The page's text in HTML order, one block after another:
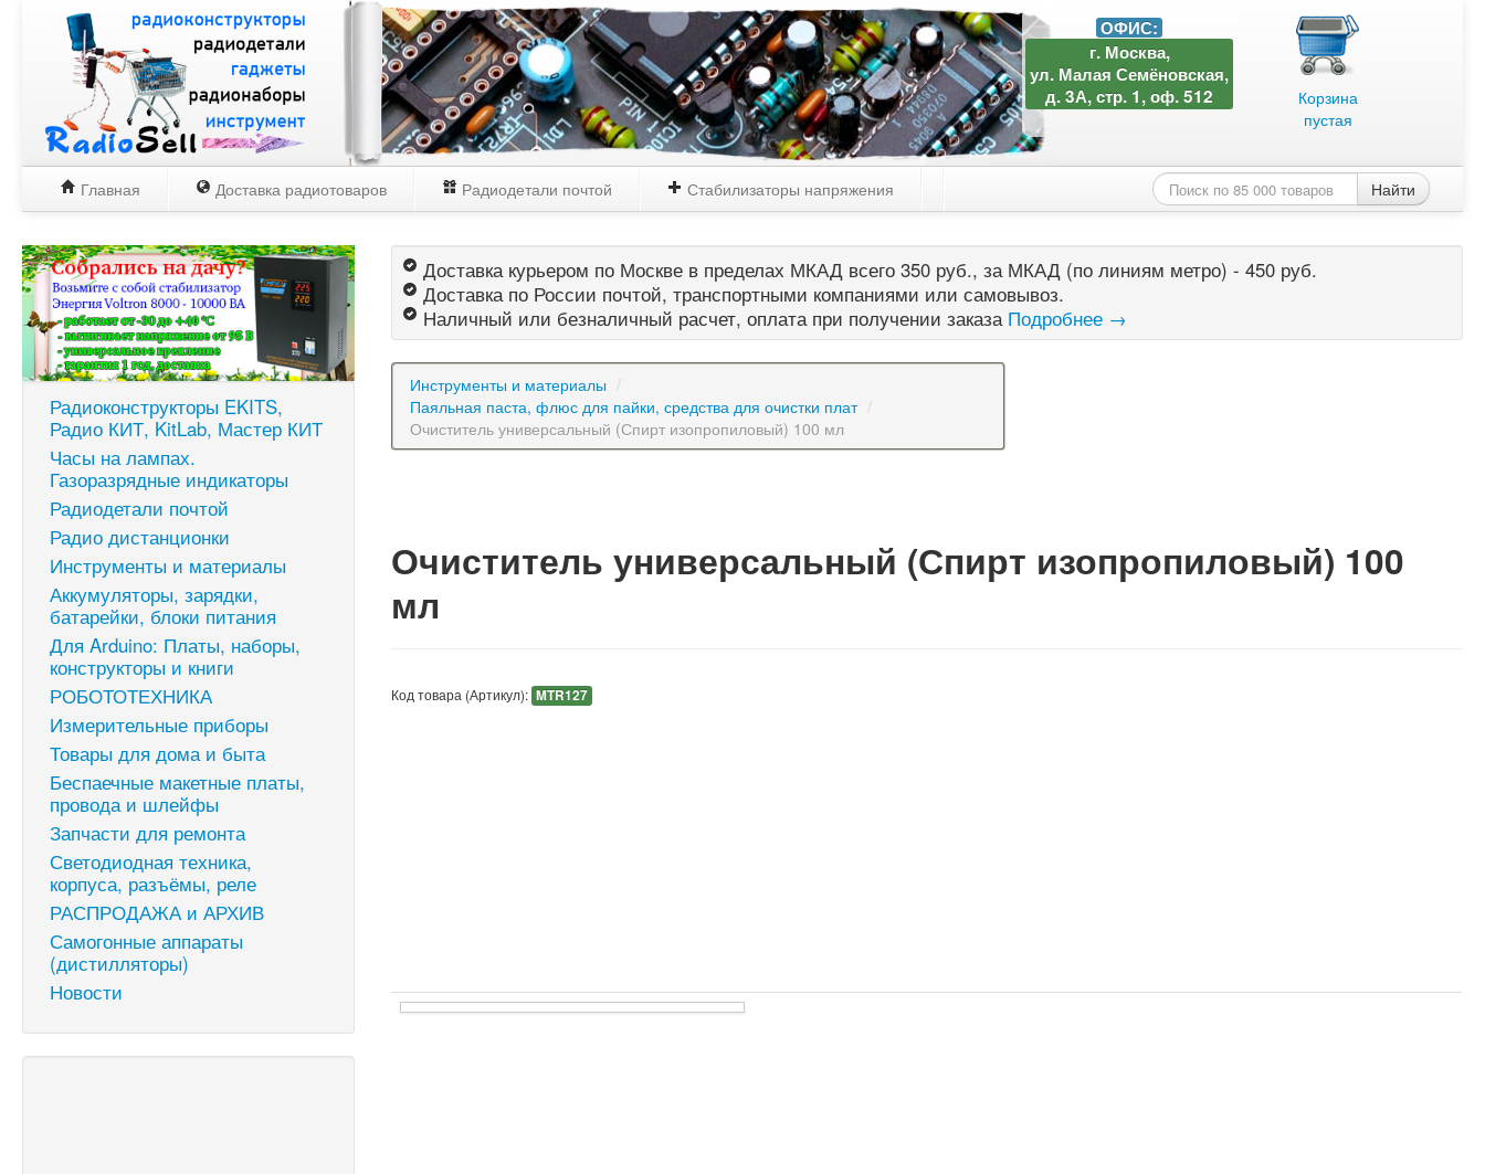
Корзина
пустая
ОФИС:
г. Москва,
ул. Малая Семёновская,
д. 3А, стр. 1, оф. 512
Главная Доставка радиотоваров Радиодетали почтой Стабилизаторы напряжения Найти
Радиоконструкторы EKITS,
Радио КИТ, KitLab, Мастер КИТ
Часы на лампах.
Газоразрядные индикаторы
Радиодетали почтой
Радио дистанционки
Инструменты и материалы
Аккумуляторы, зарядки,
батарейки, блоки питания
Для Arduino: Платы, наборы,
конструкторы и книги
РОБОТОТЕХНИКА
Измерительные приборы
Товары для дома и быта
Беспаечные макетные платы,
провода и шлейфы
Запчасти для ремонта
Светодиодная техника,
корпуса, разъёмы, реле
РАСПРОДАЖА и АРХИВ
Самогонные аппараты
(дистилляторы)
Новости
Доставка курьером по Москве в пределах МКАД всего 350 руб., за МКАД (по линиям метро) - 450 руб.
Доставка по России почтой, транспортными компаниями или самовывоз.
Наличный или безналичный расчет, оплата при получении заказа Подробнее →
Инструменты и материалы /
Паяльная паста, флюс для пайки, средства для очистки плат /
Очиститель универсальный (Спирт изопропиловый) 100 мл
Очиститель универсальный (Спирт изопропиловый) 100
мл
Код товара (Артикул): MTR127